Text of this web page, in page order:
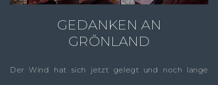
GEDANKEN AN
GRÖNLAND
Der Wind hat sich jetzt gelegt und noch lange